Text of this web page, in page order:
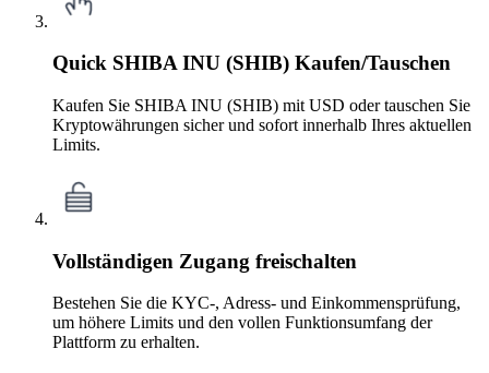
Quick SHIBA INU (SHIB) Kaufen/Tauschen
Kaufen Sie SHIBA INU (SHIB) mit USD oder tauschen Sie
Kryptowährungen sicher und sofort innerhalb Ihres aktuellen
Limits.
Vollständigen Zugang freischalten
Bestehen Sie die KYC-, Adress- und Einkommensprüfung,
um höhere Limits und den vollen Funktionsumfang der
Plattform zu erhalten.